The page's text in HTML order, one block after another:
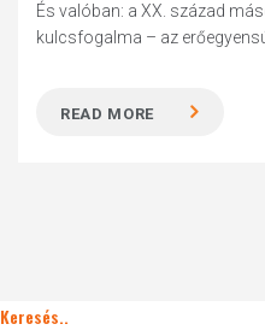
És valóban: a XX. század
kulcsfogalma – az
READ MORE
Keresés..